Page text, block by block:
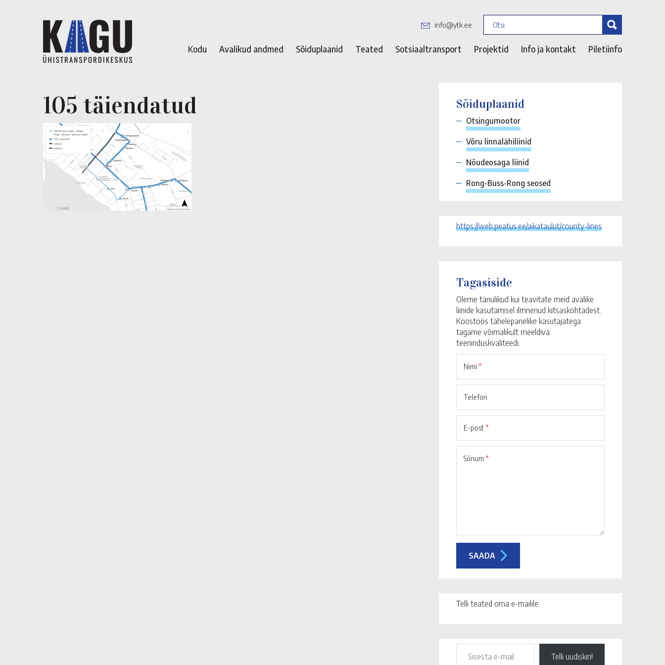
info@ytk.ee
Kodu Avalikud andmed Sõiduplaanid Teated Sotsiaaltransport Projektid Info ja kontakt Piletiinfo
105 täiendatud Sõiduplaanid
Otsingumootor
Võru linnalähiliinid
Nõudeosaga liinid
Rong-Buss-Rong seosed
https://web.peatus.ee/aikataulut/county-lines
Tagasiside
Oleme tänulikud kui teavitate meid avalike
liinide kasutamisel ilmnenud kitsaskohtadest.
Koostöös tähelepanelike kasutajatega
tagame võimalikult meeldiva
teeninduskvaliteedi.
Nimi *
Telefon
E-post*
Sõnum *
Telli teated oma e-mailile.
Telli uudiskiri!